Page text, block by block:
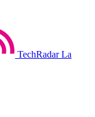
TechRadar La